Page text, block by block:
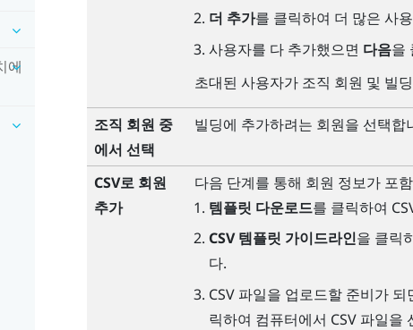
에
더 추가를 클릭하여 더 많은 사
사용자를 다 추가했으면 다음을
초대된 사용자가 조직 회원 및 빌
조직 회원 중
에서 선택
빌딩에 추가하려는 회원을 선택합
CSV로 회원
추가
다음 단계를 통해 회원 정보가 포
템플릿 다운로드를 클릭하여
CSV 템플릿 가이드라인을 클릭
다.
CSV 파일을 업로드할 준비가
릭하여 컴퓨터에서 CSV 파일을